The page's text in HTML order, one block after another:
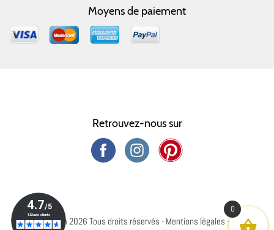
Moyens de paiement
Retrouvez-nous sur
© Capharnaüm 2026 Tous droits réservés - Mentions légales -Crédits-
0